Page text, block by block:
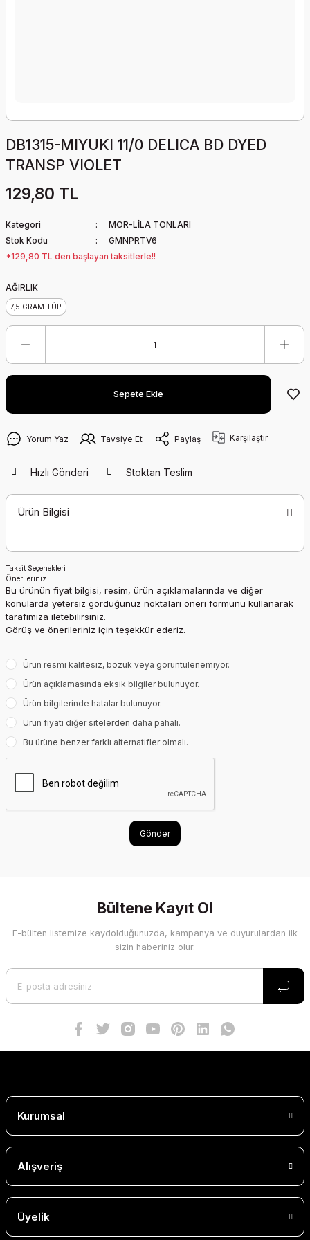
DB1315-MIYUKI 11/0 DELICA BD DYED
TRANSP VIOLET
129,80 TL
Kategori
MOR-LİLA TONLARI
Stok Kodu
GMNPRTV6
*129,80 TL den başlayan taksitlerle!!
AĞIRLIK
7,5 GRAM TÜP
Sepete Ekle
Yorum Yaz Tavsiye Et Paylaş Karşılaştır
Hızlı Gönderi Stoktan Teslim
Ürün Bilgisi
Taksit Seçenekleri
Önerileriniz
Bu ürünün fiyat bilgisi, resim, ürün açıklamalarında ve diğer
konularda yetersiz gördüğünüz noktaları öneri formunu kullanarak
tarafımıza iletebilirsiniz.
Görüş ve önerileriniz için teşekkür ederiz.
Ürün resmi kalitesiz, bozuk veya görüntülenemiyor.
Ürün açıklamasında eksik bilgiler bulunuyor.
Ürün bilgilerinde hatalar bulunuyor.
Ürün fiyatı diğer sitelerden daha pahalı.
Bu ürüne benzer farklı alternatifler olmalı.
Gönder
Bültene Kayıt Ol
E-bülten listemize kaydolduğunuzda, kampanya ve duyurulardan ilk
sizin haberiniz olur.
Kurumsal
Alışveriş
Üyelik